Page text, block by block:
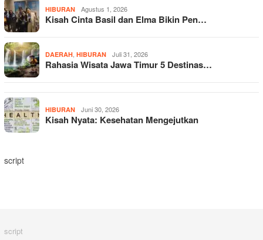
HIBURAN Agustus 1, 2026
Kisah Cinta Basil dan Elma Bikin Pen…
DAERAH HIBURAN Juli 31, 2026
Rahasia Wisata Jawa Timur 5 Destinas…
HIBURAN Juni 30, 2026
Kisah Nyata: Kesehatan Mengejutkan
script
script